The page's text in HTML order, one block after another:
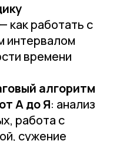
— как работать с
интервалом
времени
алгоритм
А до Я: анализ
работа с
сужение